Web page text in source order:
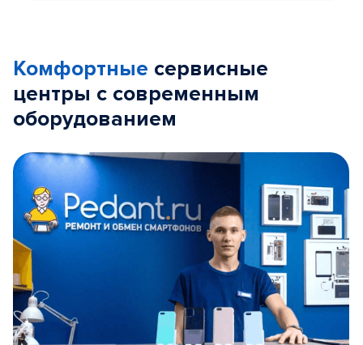
Комфортные сервисные
центры с современным
оборудованием